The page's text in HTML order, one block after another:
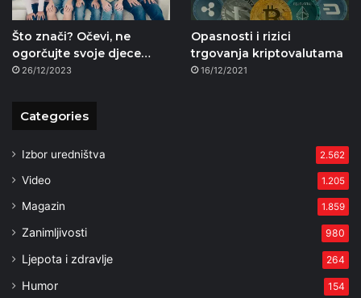
Što znači? Očevi, ne
ogorčujte svoje djece…
26/12/2023
Opasnosti i rizici
trgovanja kriptovalutama
16/12/2021
Categories
Izbor uredništva 2.562
Video 1.205
Magazin 1.859
Zanimljivosti 980
Ljepota i zdravlje 264
Humor 154